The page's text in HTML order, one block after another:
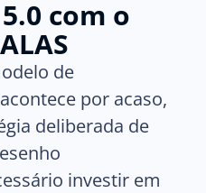
com o
de
por acaso,
deliberada de
investir em